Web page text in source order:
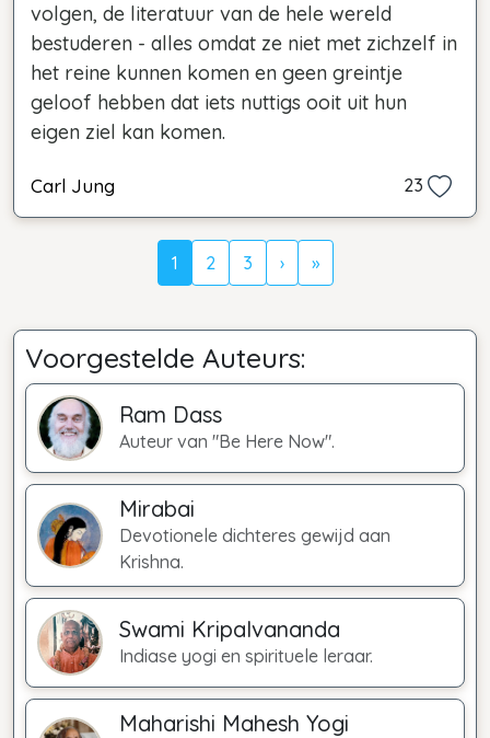
volgen, de literatuur van de hele wereld
bestuderen - alles omdat ze niet met zichzelf in
het reine kunnen komen en geen greintje
geloof hebben dat iets nuttigs ooit uit hun
eigen ziel kan komen.
Carl Jung 23
1 2 3 › »
Voorgestelde Auteurs:
Ram Dass
Auteur van "Be Here Now".
Mirabai
Devotionele dichteres gewijd aan
Krishna.
Swami Kripalvananda
Indiase yogi en spirituele leraar.
Maharishi Mahesh Yogi